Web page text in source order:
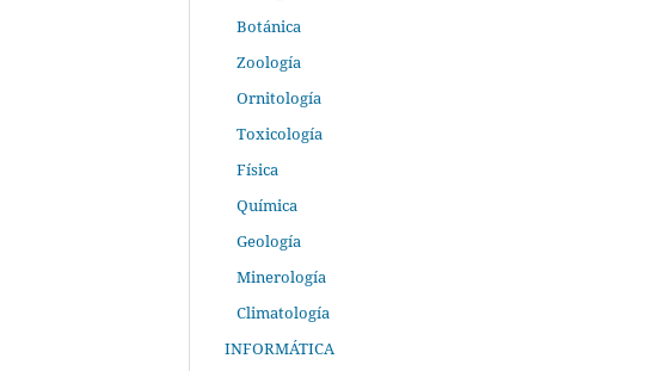
Botánica
Zoología
Ornitología
Toxicología
Física
Química
Geología
Minerología
Climatología
INFORMÁTICA